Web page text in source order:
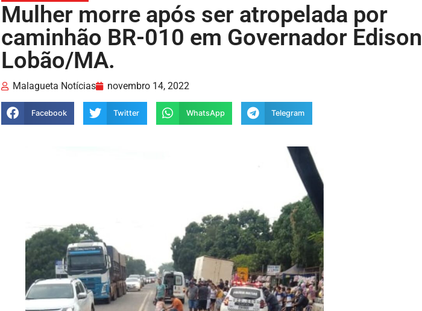
Mulher morre após ser atropelada por
caminhão BR-010 em Governador Edison
Lobão/MA.
Malagueta Notícias novembro 14, 2022
Facebook Twitter WhatsApp Telegram